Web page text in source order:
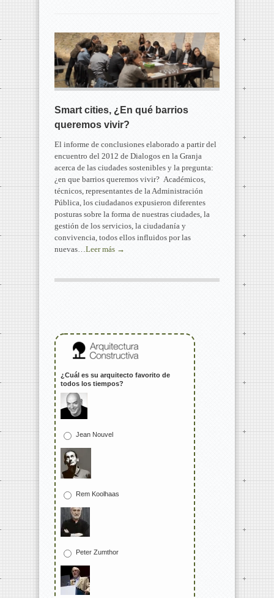
Smart cities, ¿En qué barrios
queremos vivir?
El informe de conclusiones elaborado a partir del
encuentro del 2012 de Dialogos en la Granja
acerca de las ciudades sostenibles y la pregunta:
¿en que barrios queremos vivir? Académicos,
técnicos, representantes de la Administración
Pública, los ciudadanos expusieron diferentes
posturas sobre la forma de nuestras ciudades, la
gestión de los servicios, la ciudadanía y
convivencia, todos ellos influidos por las
nuevas… Leer más →
¿Cuál es su arquitecto favorito de
todos los tiempos?
Jean Nouvel
Rem Koolhaas
Peter Zumthor